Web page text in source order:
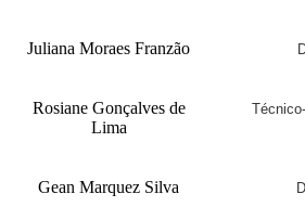
Juliana Moraes Franzão
Rosiane Gonçalves de
Lima
Gean Marquez Silva